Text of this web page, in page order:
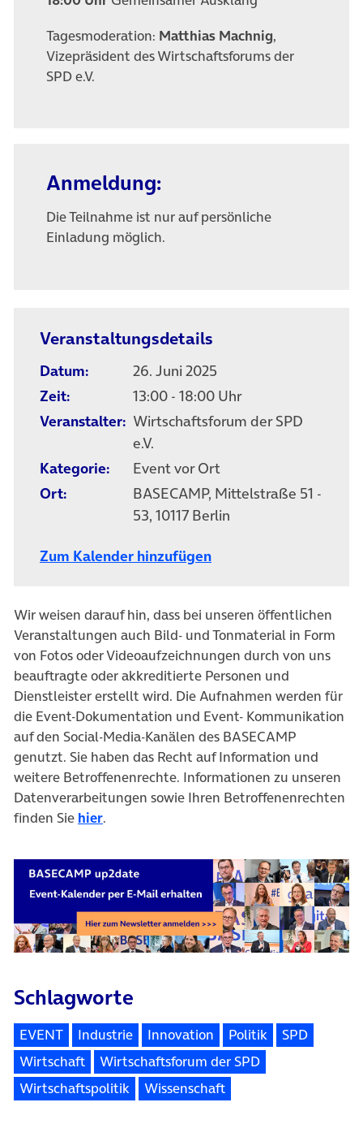
Tagesmoderation: Matthias Machnig,
Vizepräsident des Wirtschaftsforums der
SPD e.V.
Anmeldung:
Die Teilnahme ist nur auf persönliche
Einladung möglich.
Veranstaltungsdetails
Datum:
26. Juni 2025
Zeit:
13:00 - 18:00 Uhr
Veranstalter: Wirtschaftsforum der SPD
e.V.
Kategorie:
Event vor Ort
Ort:
BASECAMP, Mittelstraße 51 -
53, 10117 Berlin
Zum Kalender hinzufügen
Wir weisen darauf hin, dass bei unseren öffentlichen
Veranstaltungen auch Bild- und Tonmaterial in Form
von Fotos oder Videoaufzeichnungen durch von uns
beauftragte oder akkreditierte Personen und
Dienstleister erstellt wird. Die Aufnahmen werden für
die Event-Dokumentation und Event- Kommunikation
auf den Social-Media-Kanälen des BASECAMP
genutzt. Sie haben das Recht auf Information und
weitere Betroffenenrechte. Informationen zu unseren
Datenverarbeitungen sowie Ihren Betroffenenrechten
finden Sie hier.
Schlagworte
EVENT Industrie Innovation Politik
SPD
Wirtschaft
Wirtschaftsforum der SPD
Wirtschaftspolitik
Wissenschaft